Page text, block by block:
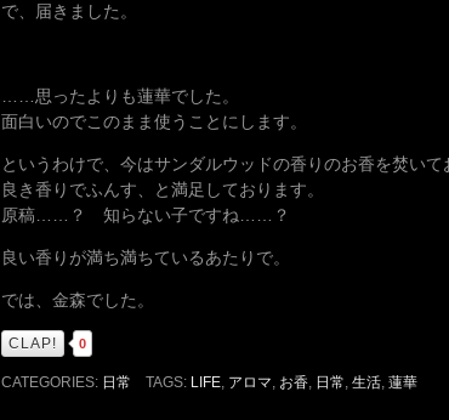
で、届きました。
……思ったよりも蓮華でした。
面白いのでこのまま使うことにします。
というわけで、今はサンダルウッドの香りのお香を焚いて
良き香りでふんす、と満足しております。
原稿……？ 知らない子ですね……？
良い香りが満ち満ちているあたりで。
では、金森でした。
CLAP! 0
CATEGORIES: 日常 TAGS: LIFE, アロマ, お香, 日常, 生活, 蓮華